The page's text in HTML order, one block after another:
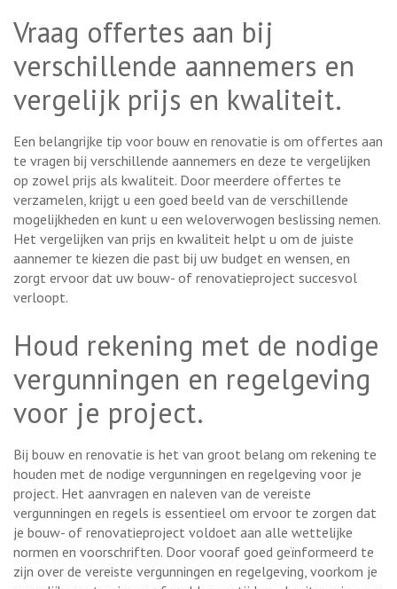
Vraag offertes aan bij
verschillende aannemers en
vergelijk prijs en kwaliteit.
Een belangrijke tip voor bouw en renovatie is om offertes aan
te vragen bij verschillende aannemers en deze te vergelijken
op zowel prijs als kwaliteit. Door meerdere offertes te
verzamelen, krijgt u een goed beeld van de verschillende
mogelijkheden en kunt u een weloverwogen beslissing nemen.
Het vergelijken van prijs en kwaliteit helpt u om de juiste
aannemer te kiezen die past bij uw budget en wensen, en
zorgt ervoor dat uw bouw- of renovatieproject succesvol
verloopt.
Houd rekening met de nodige
vergunningen en regelgeving
voor je project.
Bij bouw en renovatie is het van groot belang om rekening te
houden met de nodige vergunningen en regelgeving voor je
project. Het aanvragen en naleven van de vereiste
vergunningen en regels is essentieel om ervoor te zorgen dat
je bouw- of renovatieproject voldoet aan alle wettelijke
normen en voorschriften. Door vooraf goed geïnformeerd te
zijn over de vereiste vergunningen en regelgeving, voorkom je